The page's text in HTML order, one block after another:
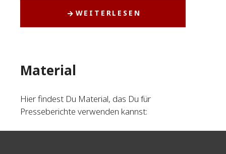
WEITERLESEN
Material
Hier findest Du Material, das Du für
Presseberichte verwenden kannst: